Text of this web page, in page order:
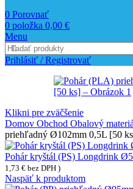
0 Porovnať
0 položka 0,00 €
Menu
Prihlásiť / Registrovať
Klikni pre zväčšenie
Domov Obchod Obalový
priehľadný Ø102mm 0,5L [50
Pohár kryštál (PS) Longdrink
1,73 € bez DPH )
Naspäť k produktom